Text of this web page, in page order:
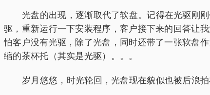
光盘的出现，逐渐取代了软盘。记得在光驱刚刚
驱，重新运行一下安装程序，客户接下来的回答让
怕客户没有光驱，除了光盘，同时还带了一张软盘
缩的茶杯托（其实是光驱）。。。
岁月悠悠，时光轮回，光盘现在貌似也被后浪拍